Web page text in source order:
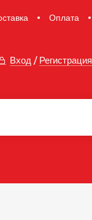
Оплата
Вход / Регистрация